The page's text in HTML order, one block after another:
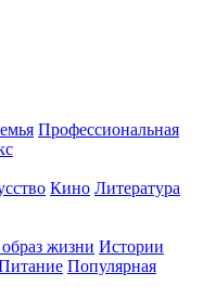
Профессиональная
Кино Литература
жизни Истории
Популярная